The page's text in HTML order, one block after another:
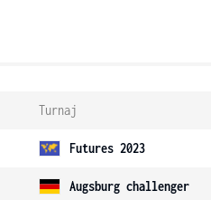
Turnaj
Futures 2023
Augsburg challenger